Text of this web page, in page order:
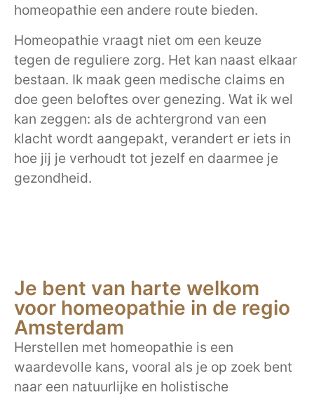
homeopathie een andere route bieden.
Homeopathie vraagt niet om een keuze
tegen de reguliere zorg. Het kan naast elkaar
bestaan. Ik maak geen medische claims en
doe geen beloftes over genezing. Wat ik wel
kan zeggen: als de achtergrond van een
klacht wordt aangepakt, verandert er iets in
hoe jij je verhoudt tot jezelf en daarmee je
gezondheid.
Je bent van harte welkom
voor homeopathie in de regio
Amsterdam
Herstellen met homeopathie is een
waardevolle kans, vooral als je op zoek bent
naar een natuurlijke en holistische